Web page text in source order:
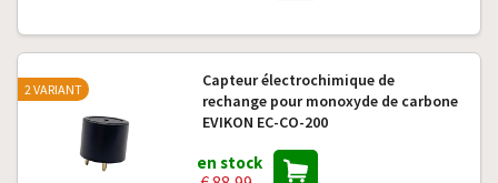
Capteur électrochimique de
rechange pour monoxyde de carbone
EVIKON EC-CO-200
en stock
2 VARIANT